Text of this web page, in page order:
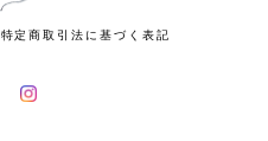
特定商取引法に基づく表記